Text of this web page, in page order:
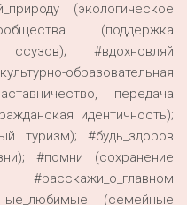
(экологическое
(поддержка
#вдохновляй
образовательная
передача
идентичность);
туризм); #будь_здоров
#помни (сохранение
(семейные